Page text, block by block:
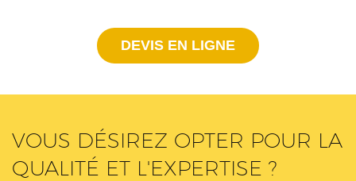
DEVIS EN LIGNE
VOUS DÉSIREZ OPTER POUR LA
QUALITÉ ET L'EXPERTISE ?